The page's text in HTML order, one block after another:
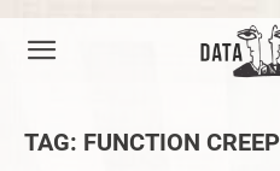
TAG: FUNCTION CREEP